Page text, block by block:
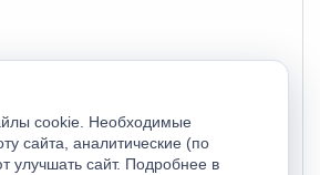
cookie. Необходимые
сайта, аналитические (по
улучшать сайт. Подробнее в